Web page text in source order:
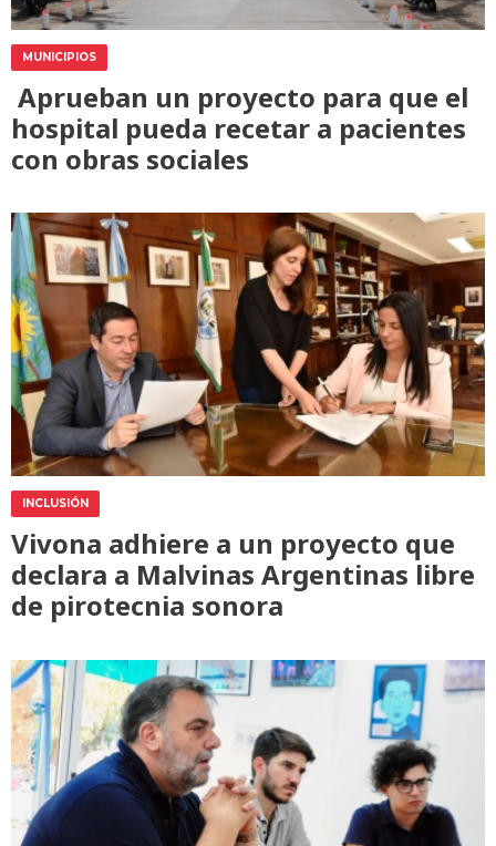
MUNICIPIOS
Aprueban un proyecto para que el
hospital pueda recetar a pacientes
con obras sociales
INCLUSIÓN
Vivona adhiere a un proyecto que
declara a Malvinas Argentinas libre
de pirotecnia sonora